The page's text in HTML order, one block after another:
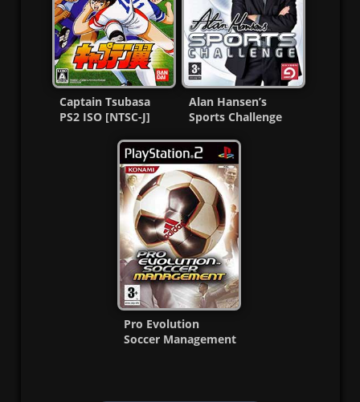
Captain Tsubasa
PS2 ISO [NTSC-J]
Alan Hansen’s
Sports Challenge
MG-MF
Pro Evolution
Soccer Management